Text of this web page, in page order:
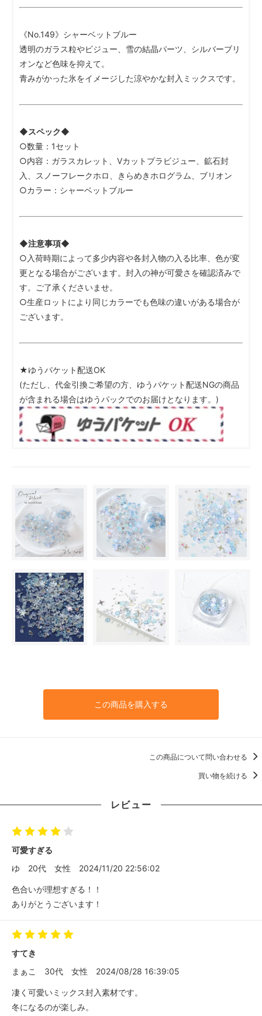
《No.149》シャーベットブルー
透明のガラス粒やビジュー、雪の結晶パーツ、シルバーブリ
オンなど色味を抑えて。
青みがかった氷をイメージした涼やかな封入ミックスです。
◆スペック◆
○数量：1セット
○内容：ガラスカレット、Vカットプラビジュー、鉱石封
入、スノーフレークホロ、きらめきホログラム、ブリオン
○カラー：シャーベットブルー
◆注意事項◆
○入荷時期によって多少内容や各封入物の入る比率、色が変
更となる場合がございます。封入の神が可愛さを確認済みで
す。ご了承くださいませ。
○生産ロットにより同じカラーでも色味の違いがある場合が
ございます。
★ゆうパケット配送OK
(ただし、代金引換ご希望の方、ゆうパケット配送NGの商品
が含まれる場合はゆうパックでのお届けとなります。)
この商品を購入する
この商品について問い合わせる
買い物を続ける
レビュー
可愛すぎる
ゆ
20代 女性 2024/11/20 22:56:02
色合いが理想すぎる！！
ありがとうございます！
すてき
まぁこ
30代 女性 2024/08/28 16:39:05
凄く可愛いミックス封入素材です。
冬になるのが楽しみ。